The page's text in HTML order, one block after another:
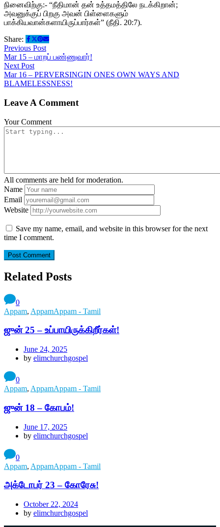
நினைவிற்கு:- “நீதிமான் தன் உத்தமத்திலே நடக்கிறான்;
அவனுக்குப் பிறகு அவன் பிள்ளைகளும்
பாக்கியவான்களாயிருப்பார்கள்” (நீதி. 20:7).
Share:
Previous Post
Mar 15 – மாறப் பண்ணுவார்!
Next Post
Mar 16 – PERVERSINGIN ONES OWN WAYS AND
BLAMELESSNESS!
Leave A Comment
Your Comment
All comments are held for moderation.
Name
Email
Website
Save my name, email, and website in this browser for the next
time I comment.
Related Posts
0
Appam, AppamAppam - Tamil
ஜுன் 25 – உப்பாயிருக்கிறீர்கள்!
June 24, 2025
by elimchurchgospel
0
Appam, AppamAppam - Tamil
ஜுன் 18 – கோபம்!
June 17, 2025
by elimchurchgospel
0
Appam, AppamAppam - Tamil
அக்டோபர் 23 – கோரேசு!
October 22, 2024
by elimchurchgospel